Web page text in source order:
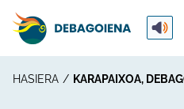
HASIERA KARAPAIXOA,